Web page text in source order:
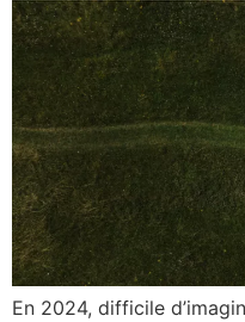
En 2024, difficile